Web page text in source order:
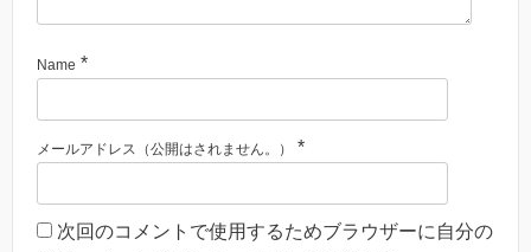
Name *
メールアドレス（公開はされません。） *
次回のコメントで使用するためブラウザーに自分の